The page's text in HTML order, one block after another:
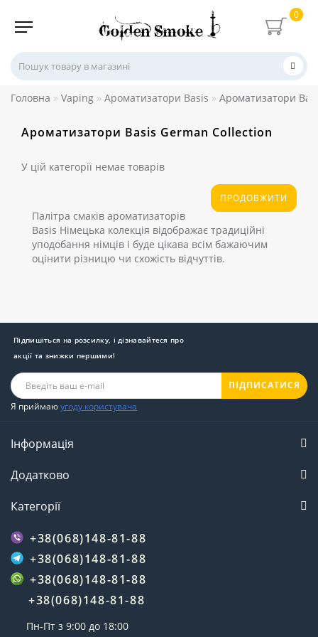
0
Головна Vaping Ароматизатори Basis Ароматизатори
Ароматизатори Basis German Collection
У цій категорії немає товарів
ПРОДОВЖИТИ
Палітра смаків ароматизаторів
Basis Німецька колекція відображає традиційні
уподобання німців і буде цікава всім бажаючим
оцінити різницю чи схожість відчуттів.
Підпишіться на розсилку, і дізнавайтеся про
акції та знижки першими!
ПІДПИСАТИСЯ
Я приймаюугоду користувача
Інформація
Додатково
Категорії
+38(068)148-81-88
+38(068)148-81-88
+38(068)148-81-88
+38(068)148-81-88
Пн-Пт з 9:00 до 18:00